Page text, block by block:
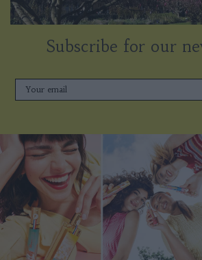
Subscribe for our